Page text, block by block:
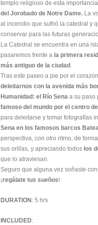
templo religioso de esta
del Jorobado de Notre Dame. La
al incendio que sufrió la catedral y
conservar para las futuras
La Catedral se encuentra en una
pasaremos frente a la primera
más antiguo de la ciudad .
Tras este paseo a pie por el
deleitarnos con la avenida más
Humanidad: el Río Sena a su paso
famoso del mundo por el centro
para deleitarse y tomar fotografías
Sena en los famosos barcos
perspectiva, con otro ritmo, de
sus orillas, y apreciando todos los
que lo atraviesan.
Seguro que alguna vez soñaste
¡regálate tus sueños!
DURATION : 5 hrs
INCLUDED: